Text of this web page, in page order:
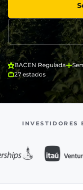
BACEN Regulada
27 estados
INVESTIDORES